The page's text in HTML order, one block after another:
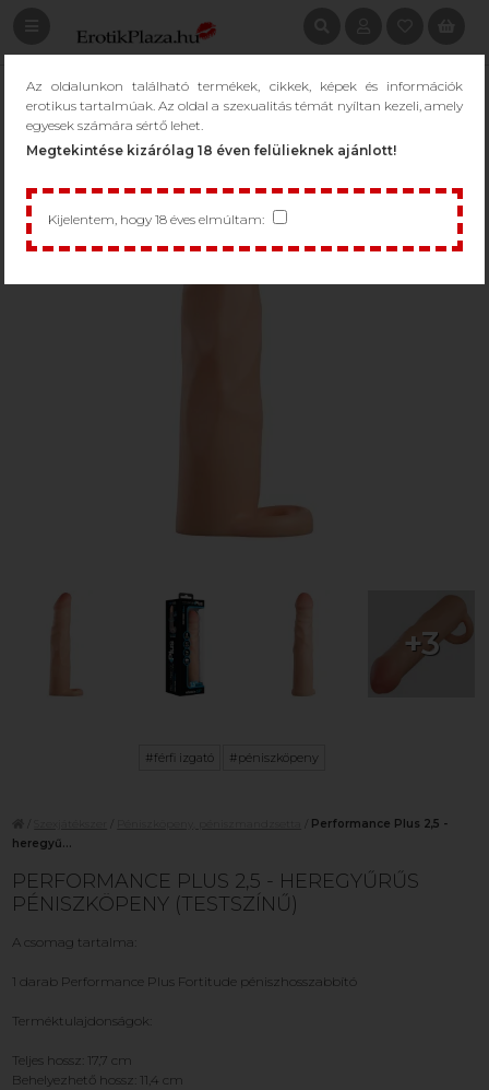
Az oldalunkon található termékek, cikkek, képek és információk
erotikus tartalmúak. Az oldal a szexualitás témát nyíltan kezeli, amely
egyesek számára sértő lehet.
Megtekintése kizárólag 18 éven felülieknek ajánlott!
Kijelentem, hogy 18 éves elmúltam:
+3
#férfi izgató #péniszköpeny
Performance Plus 2,5 -
heregyű...
PERFORMANCE PLUS 2,5 - HEREGYŰRŰS
PÉNISZKÖPENY (TESTSZÍNŰ)
A csomag tartalma:
1 darab Performance Plus Fortitude péniszhosszabbító
Terméktulajdonságok:
Teljes hossz: 17,7 cm
Behelyezhető hossz: 11,4 cm